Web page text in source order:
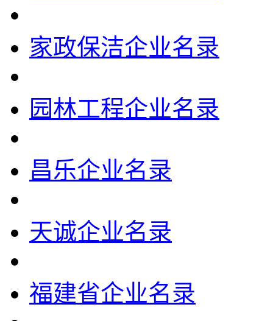
家政保洁企业名录
园林工程企业名录
昌乐企业名录
天诚企业名录
福建省企业名录